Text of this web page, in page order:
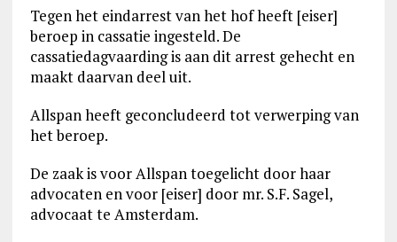
Tegen het eindarrest van het hof heeft [eiser]
beroep in cassatie ingesteld. De
cassatiedagvaarding is aan dit arrest gehecht en
maakt daarvan deel uit.
Allspan heeft geconcludeerd tot verwerping van
het beroep.
De zaak is voor Allspan toegelicht door haar
advocaten en voor [eiser] door mr. S.F. Sagel,
advocaat te Amsterdam.